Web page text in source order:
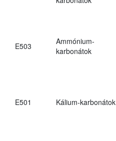
E503
Ammónium-
karbonátok
E501 Kálium-karbonátok